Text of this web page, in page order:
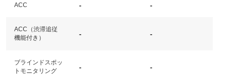
ACC - -
ACC（渋滞追従
機能付き）
- -
ブラインドスポッ
トモニタリング
- -